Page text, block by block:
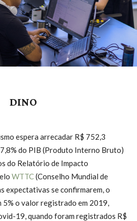
DINO
espera arrecadar R$ 752,3
do PIB (Produto Interno Bruto)
do Relatório de Impacto
WTTC(Conselho Mundial de
expectativas se confirmarem, o
o valor registrado em 2019,
19, quando foram registrados R$